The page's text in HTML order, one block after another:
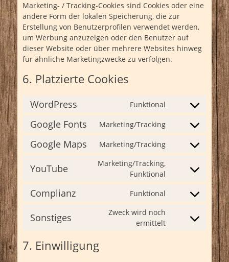
Marketing- / Tracking-Cookies sind Cookies oder eine
andere Form der lokalen Speicherung, die zur
Erstellung von Benutzerprofilen verwendet werden,
um Werbung anzuzeigen oder den Benutzer auf
dieser Website oder über mehrere Websites hinweg
für ähnliche Marketingzwecke zu verfolgen.
6. Platzierte Cookies
WordPress Funktional
Consent
service
wordpress
Google Fonts Marketing/Tracking
Consent
service
Google Maps Marketing/Tracking
Consent
service
maps
YouTube
Marketing/Tracking,
Funktional
Consent
service
Complianz Funktional
Consent
service
Sonstiges
Zweck wird noch
ermittelt
Consent
7. Einwilligung